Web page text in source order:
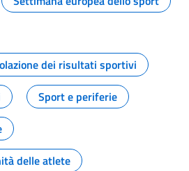
dei risultati sportivi
Sport e periferie
delle atlete